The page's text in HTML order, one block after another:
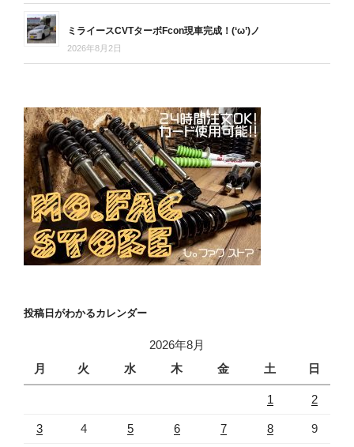
ミライースCVTターボFcon現車完成！(‘ω’)ノ
2026年8月2日
投稿日がわかるカレンダー
2026年8月
月
火 水 木 金 土 日
1 2
3 4 5 6 7 8 9